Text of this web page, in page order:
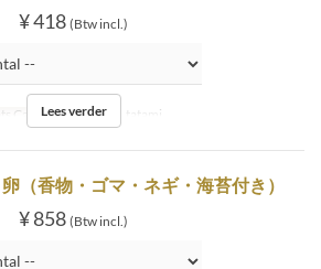
¥ 418 (Btw incl.)
Categorie Inside tatami
Lees verder
（香物・ゴマ・ネギ・海苔付き）
¥ 858 (Btw incl.)